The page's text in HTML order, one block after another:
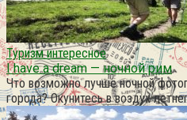
Туризм интересное
I have a dream — ночной рим
Что возможно лучше ночной
города? Окунитесь в воздух